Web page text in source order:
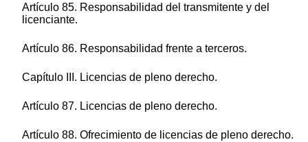
Artículo 85. Responsabilidad del transmitente y del
licenciante.
Artículo 86. Responsabilidad frente a terceros.
Capítulo III. Licencias de pleno derecho.
Artículo 87. Licencias de pleno derecho.
Artículo 88. Ofrecimiento de licencias de pleno derecho.